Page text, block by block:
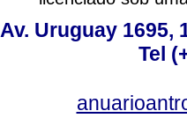
Av. Uruguay 1695,
Tel